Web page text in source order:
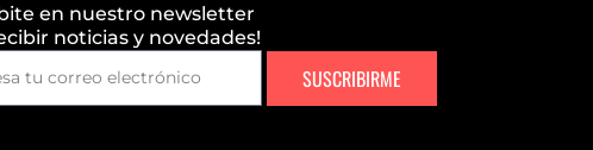
en nuestro newsletter
noticias y novedades!
SUSCRIBIRME